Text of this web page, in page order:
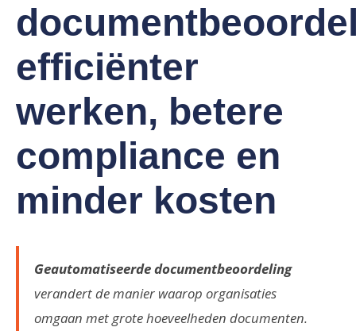
efficiënter
werken, betere
compliance en
minder kosten
Geautomatiseerde documentbeoordeling
verandert de manier waarop organisaties
omgaan met grote hoeveelheden documenten.